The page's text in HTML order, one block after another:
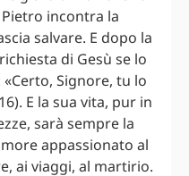
incontra la
salvare. E dopo la
di Gesù se lo
Signore, tu lo
E la sua vita, pur in
sarà sempre la
appassionato al
ai viaggi, al martirio.